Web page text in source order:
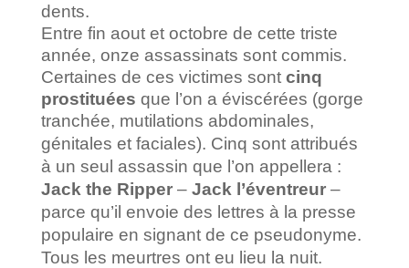
dents.
Entre fin aout et octobre de cette triste
année, onze assassinats sont commis.
Certaines de ces victimes sont cinq
prostituées que l’on a éviscérées (gorge
tranchée, mutilations abdominales,
génitales et faciales). Cinq sont attribués
à un seul assassin que l’on appellera :
Jack the Ripper– Jack l’éventreur–
parce qu’il envoie des lettres à la presse
populaire en signant de ce pseudonyme.
Tous les meurtres ont eu lieu la nuit.